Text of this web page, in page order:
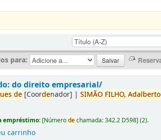
para:
do direito empresarial/
de [Coordenador] |SIMÃO FILHO, Adalberto
empréstimo: [Númerodechamada:342.2 D598](2).
carrinho